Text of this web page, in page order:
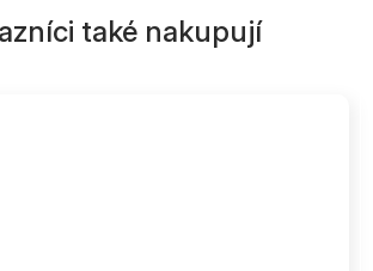
také nakupují